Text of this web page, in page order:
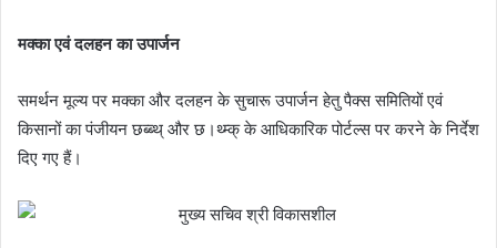
मक्का एवं दलहन का उपार्जन
समर्थन मूल्य पर मक्का और दलहन के सुचारू उपार्जन हेतु पैक्स समितियों एवं
किसानों का पंजीयन छब्ब्थ् और छ।थ्म्क् के आधिकारिक पोर्टल्स पर करने के निर्देश
दिए गए हैं।